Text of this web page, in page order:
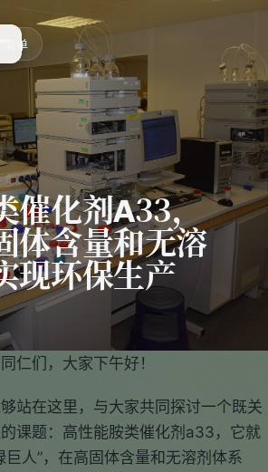
(上海)有限公司
菜单
催化剂A33，
体含量和无溶
现环保生产
仁们，大家下午好！
站在这里，与大家共同探讨一个既关
课题：高性能胺类催化剂a33，它就
巨人”，在高固体含量和无溶剂体系